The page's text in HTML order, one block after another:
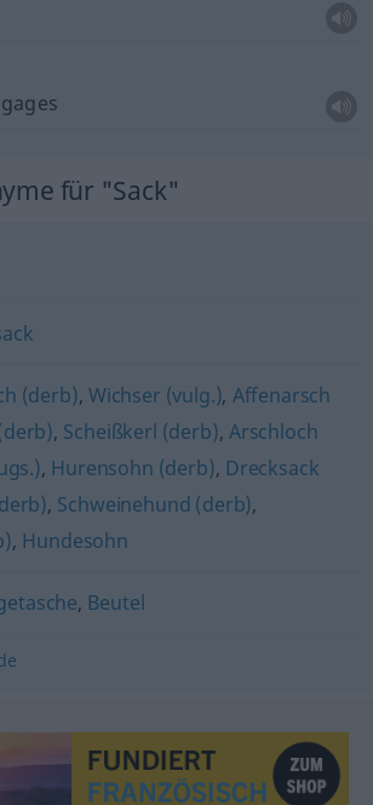
für "Sack"
(derb), Wichser (vulg.), Affenarsch
, Scheißkerl (derb), Arschloch
, Hurensohn (derb), Drecksack
, Schweinehund (derb),
, Hundesohn
, Beutel